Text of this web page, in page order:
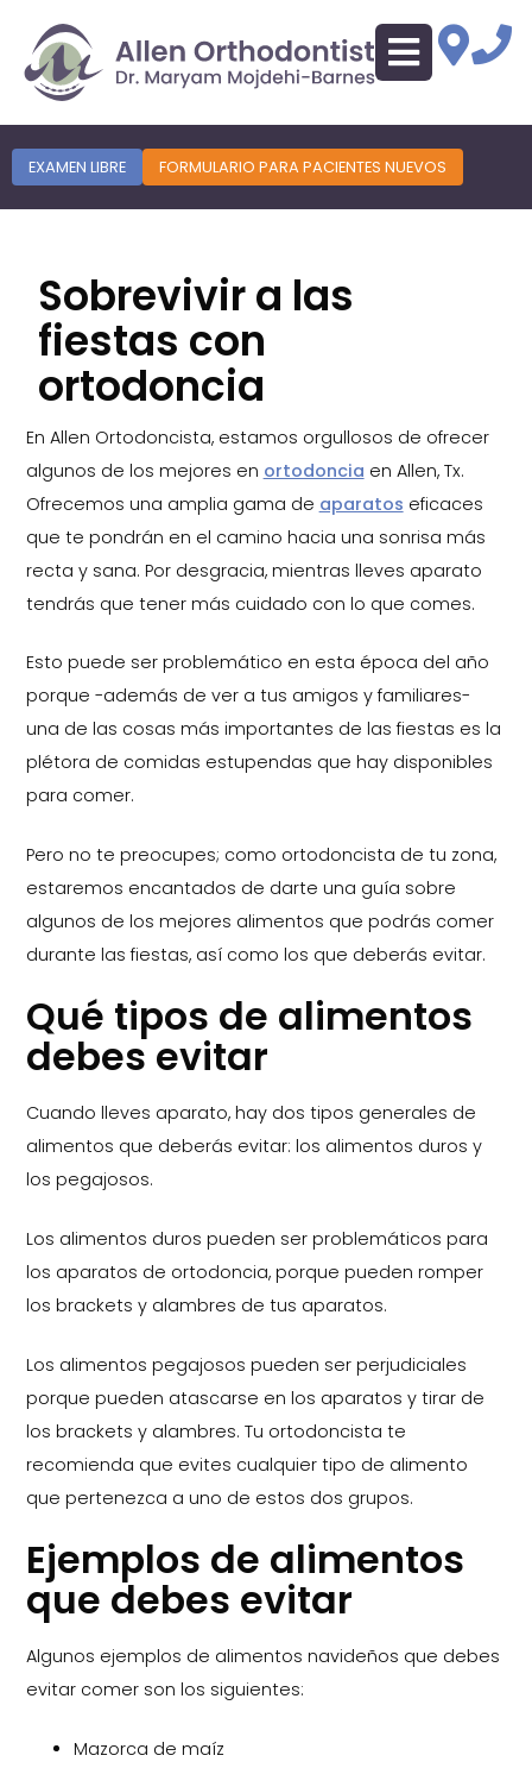
EXAMEN LIBRE FORMULARIO PARA PACIENTES NUEVOS
Sobrevivir a las
fiestas con
ortodoncia
En Allen Ortodoncista, estamos orgullosos de ofrecer
algunos de los mejores en ortodoncia en Allen, Tx.
Ofrecemos una amplia gama de aparatos eficaces
que te pondrán en el camino hacia una sonrisa más
recta y sana. Por desgracia, mientras lleves aparato
tendrás que tener más cuidado con lo que comes.
Esto puede ser problemático en esta época del año
porque -además de ver a tus amigos y familiares-
una de las cosas más importantes de las fiestas es la
plétora de comidas estupendas que hay disponibles
para comer.
Pero no te preocupes; como ortodoncista de tu zona,
estaremos encantados de darte una guía sobre
algunos de los mejores alimentos que podrás comer
durante las fiestas, así como los que deberás evitar.
Qué tipos de alimentos
debes evitar
Cuando lleves aparato, hay dos tipos generales de
alimentos que deberás evitar: los alimentos duros y
los pegajosos.
Los alimentos duros pueden ser problemáticos para
los aparatos de ortodoncia, porque pueden romper
los brackets y alambres de tus aparatos.
Los alimentos pegajosos pueden ser perjudiciales
porque pueden atascarse en los aparatos y tirar de
los brackets y alambres. Tu ortodoncista te
recomienda que evites cualquier tipo de alimento
que pertenezca a uno de estos dos grupos.
Ejemplos de alimentos
que debes evitar
Algunos ejemplos de alimentos navideños que debes
evitar comer son los siguientes:
Mazorca de maíz